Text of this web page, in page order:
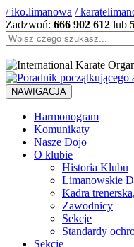
/ iko.limanowa /
Zadzwoń: 666 902 612 lub
Szukaj:
NAWIGACJA
Harmonogram
Komunikaty
Nasze Dojo
O klubie
Historia Klubu
Limanowskie
Kadra
Zawodnicy
Sekcje
Standardy
Sekcje